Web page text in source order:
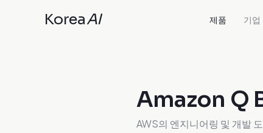
KoreaAI 제품 기업
Amazon Q
AWS의 엔지니어링 및 개발